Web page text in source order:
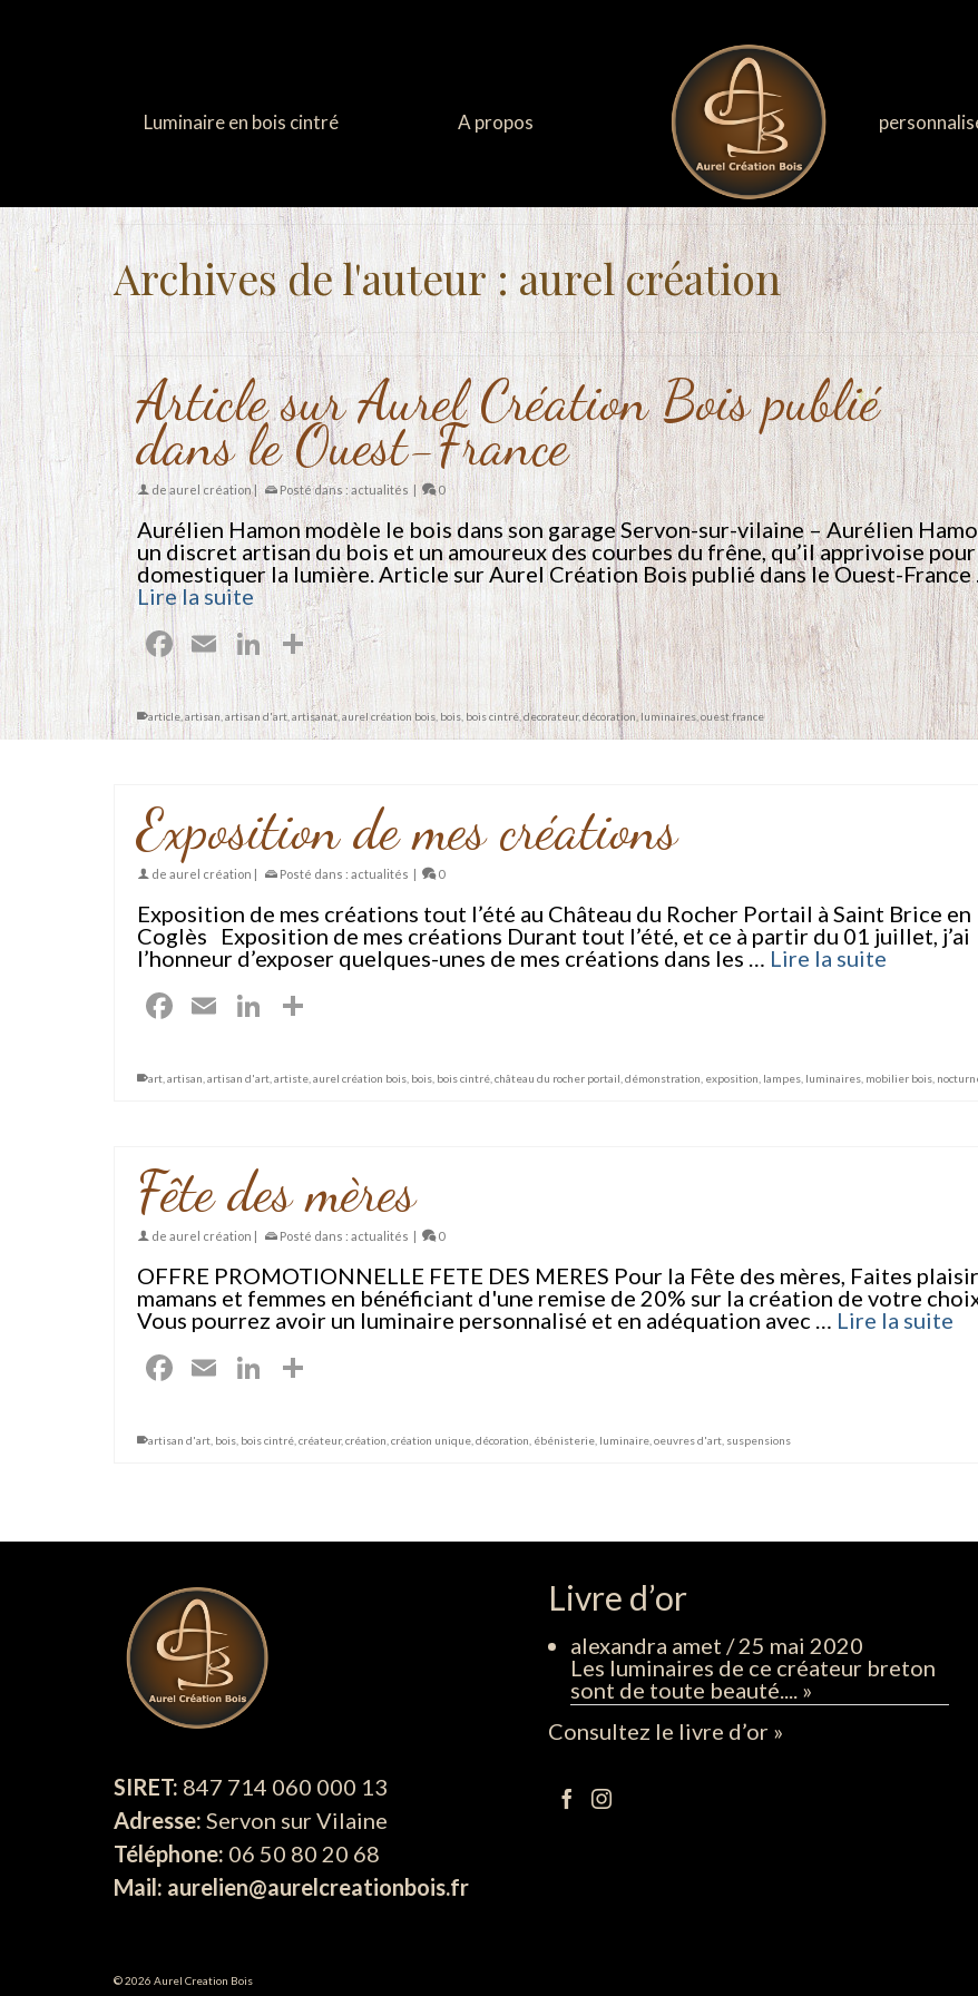
Luminaire en bois cintré A propos
Archives de l'auteur : aurel création
Article sur Aurel Création Bois publié
dans le Ouest-France
de aurel création | Posté dans :actualités | 0
Aurélien Hamon modèle le bois dans son garage Servon-sur-vilaine – Aurélien
un discret artisan du bois et un amoureux des courbes du frêne, qu’il apprivoise pour
domestiquer la lumière. Article sur Aurel Création Bois publié dans le Ouest-France
Lire la suite
Facebook
EmailLinkedIn
Partager
article artisan artisan d'art artisanat,aurel création bois bois bois cintré,decorateur, décoration, luminaires,ouest france
Exposition de mes créations
de aurel création | Posté dans : actualités | 0
Exposition de mes créations tout l’été au Château du Rocher Portail à Saint Brice en
Coglès Exposition de mes créations Durant tout l’été, et ce à partir du 01 juillet, j’ai
l’honneur d’exposer quelques-unes de mes créations dans les … Lire la suite
Facebook
EmailLinkedIn
art artisan artisan d'art artiste aurel création bois bois bois cintré château du rocher portail démonstration exposition lampes luminaires mobilier bois
Fête des mères
de aurel création | Posté dans : actualités | 0
OFFRE PROMOTIONNELLE FETE DES MERES Pour la Fête des mères, Faites
mamans et femmes en bénéficiant d'une remise de 20% sur la création de votre
Vous pourrez avoir un luminaire personnalisé et en adéquation avec … Lire la suite
Facebook
EmailLinkedIn
artisan d'art bois bois cintré créateur, création création unique décoration ébénisterie luminaire oeuvres d'art suspensions
SIRET: 847 714 060 000 13
Adresse: Servon sur Vilaine
Téléphone: 06 50 80 20 68
Mail: aurelien@aurelcreationbois.fr
Livre d’or
alexandra amet /25 mai 2020
Les luminaires de ce créateur breton
sont de toute beauté.... »
Consultez le livre d’or »
© 2026 Aurel Creation Bois